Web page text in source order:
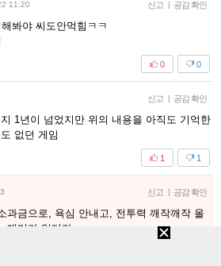
11:20 신고 | 공감 확인
봐야 씨도안먹힘ㅋㅋ
0
0
신고 | 공감 확인
1년이 넘었지만 위의 내용을 아직도 기억한
없던 게임
1
1
신고 | 공감 확인
과금으로, 욕심 안내고, 전투력 깨작깨작 올
재미가 있더라.